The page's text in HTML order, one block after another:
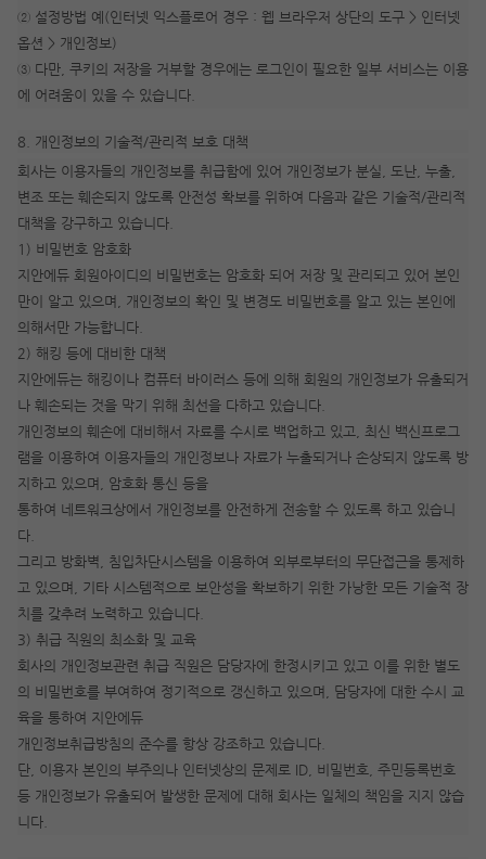
② 설정방법 예(인터넷 익스플로어 경우 : 웹 브라우저 상단의 도구 > 인터넷
옵션 > 개인정보)
③ 다만, 쿠키의 저장을 거부할 경우에는 로그인이 필요한 일부 서비스는 이용
에 어려움이 있을 수 있습니다.
8. 개인정보의 기술적/관리적 보호 대책
회사는 이용자들의 개인정보를 취급함에 있어 개인정보가 분실, 도난, 누출,
변조 또는 훼손되지 않도록 안전성 확보를 위하여 다음과 같은 기술적/관리적
대책을 강구하고 있습니다.
1) 비밀번호 암호화
지안에듀 회원아이디의 비밀번호는 암호화 되어 저장 및 관리되고 있어 본인
만이 알고 있으며, 개인정보의 확인 및 변경도 비밀번호를 알고 있는 본인에
의해서만 가능합니다.
2) 해킹 등에 대비한 대책
지안에듀는 해킹이나 컴퓨터 바이러스 등에 의해 회원의 개인정보가 유출되거
나 훼손되는 것을 막기 위해 최선을 다하고 있습니다.
개인정보의 훼손에 대비해서 자료를 수시로 백업하고 있고, 최신 백신프로그
램을 이용하여 이용자들의 개인정보나 자료가 누출되거나 손상되지 않도록 방
지하고 있으며, 암호화 통신 등을
통하여 네트워크상에서 개인정보를 안전하게 전송할 수 있도록 하고 있습니
다.
그리고 방화벽, 침입차단시스템을 이용하여 외부로부터의 무단접근을 통제하
고 있으며, 기타 시스템적으로 보안성을 확보하기 위한 가낭한 모든 기술적 장
치를 갖추려 노력하고 있습니다.
3) 취급 직원의 최소화 및 교육
회사의 개인정보관련 취급 직원은 담당자에 한정시키고 있고 이를 위한 별도
의 비밀번호를 부여하여 정기적으로 갱신하고 있으며, 담당자에 대한 수시 교
육을 통하여 지안에듀
개인정보취급방침의 준수를 항상 강조하고 있습니다.
단, 이용자 본인의 부주의나 인터넷상의 문제로 ID, 비밀번호, 주민등록번호
등 개인정보가 유출되어 발생한 문제에 대해 회사는 일체의 책임을 지지 않습
니다.